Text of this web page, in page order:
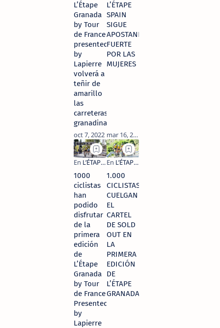
L’Étape
Granada
by Tour
de France
presented
by
Lapierre
volverá a
teñir de
amarillo
las
carreteras
granadinas
L’ÉTAPE
SPAIN
SIGUE
APOSTANDO
FUERTE
POR LAS
MUJERES
1000
ciclistas
han
podido
disfrutar
de la
primera
edición
de
L’Étape
Granada
by Tour
de France
Presented
by
Lapierre
1.000
CICLISTAS
CUELGAN
EL
CARTEL
DE SOLD
OUT EN
LA
PRIMERA
EDICIÓN
DE
L’ÉTAPE
GRANADA